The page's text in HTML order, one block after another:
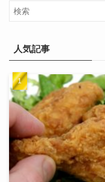
人気記事